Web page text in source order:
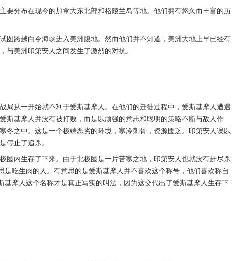
要分布在现今的加拿大东北部和格陵兰岛等地。他们拥有悠久而丰富的历
图跨越白令海峡进入美洲腹地。然而他们并不知道，美洲大地上早已经有
与美洲印第安人之间发生了激烈的对抗。
局从一开始就不利于爱斯基摩人。在他们的迁徙过程中，爱斯基摩人遭遇
斯基摩人并没有被打败，而是以顽强的意志和聪明的策略不断与敌人作
冬之中。这是一个极端恶劣的环境，寒冷刺骨，资源匮乏。印第安人误以
停止了追杀。
圈内生存了下来。由于北极圈是一片苦寒之地，印第安人也就没有赶尽杀
是吃生肉的人。有意思的是爱斯基摩人并不喜欢这个称号，他们喜欢称自
基摩人这个名称才是真正写实的叫法，因为这交代出了爱斯基摩人生存下